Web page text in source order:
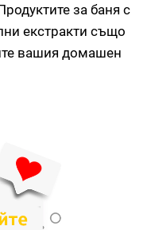
за баня с
екстракти също
вашия домашен